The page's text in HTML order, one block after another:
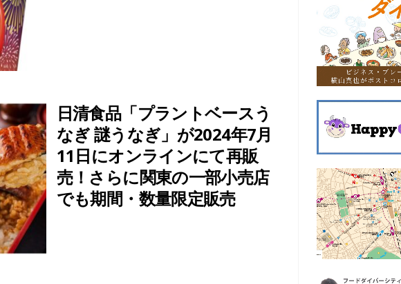
日清食品「プラントベースう
なぎ 謎うなぎ」が2024年7月
11日にオンラインにて再販
売！さらに関東の一部小売店
でも期間・数量限定販売